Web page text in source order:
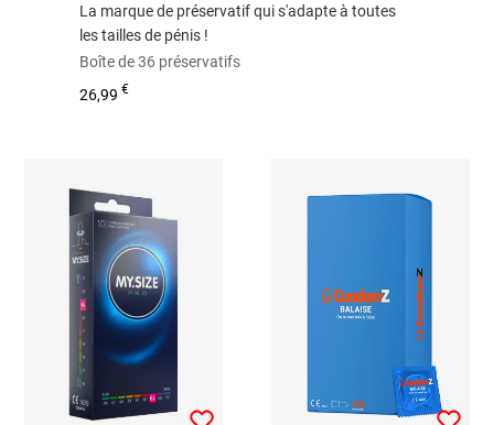
La marque de préservatif qui s'adapte à toutes
les tailles de pénis !
Boîte de 36 préservatifs
26,99€